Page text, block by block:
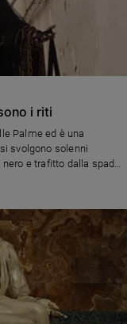
i riti
Palme ed è una
svolgono solenni
e trafitto dalla spada